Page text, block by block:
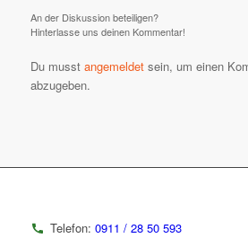
An der Diskussion beteiligen?
Hinterlasse uns deinen Kommentar!
Du musst angemeldetsein, um einen
abzugeben.
Telefon: 0911 / 28 50 593